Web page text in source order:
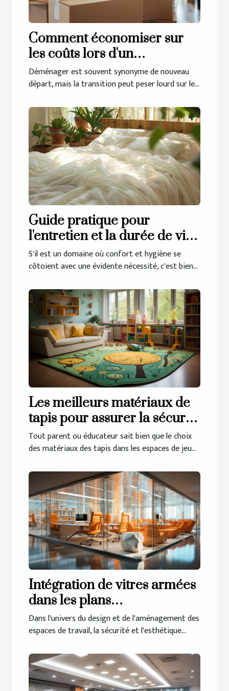
Comment économiser sur
les coûts lors d'un
changement de domicile
Déménager est souvent synonyme de nouveau
départ, mais la transition peut peser lourd sur le...
Guide pratique pour
l'entretien et la durée de vie
du linge de lit en gaze de
coton
S'il est un domaine où confort et hygiène se
côtoient avec une évidente nécessité, c'est bien...
Les meilleurs matériaux de
tapis pour assurer la sécurité
des enfants
Tout parent ou éducateur sait bien que le choix
des matériaux des tapis dans les espaces de jeu...
Intégration de vitres armées
dans les plans
d'aménagement de bureaux
Dans l'univers du design et de l'aménagement des
espaces de travail, la sécurité et l'esthétique...